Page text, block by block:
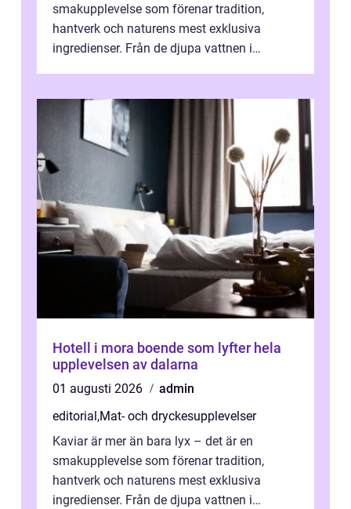
smakupplevelse som förenar tradition,
hantverk och naturens mest exklusiva
ingredienser. Från de djupa vattnen i
Hotell i mora boende som lyfter hela
upplevelsen av dalarna
01 augusti 2026
admin
editorial,Mat- och dryckesupplevelser
Kaviar är mer än bara lyx – det är en
smakupplevelse som förenar tradition,
hantverk och naturens mest exklusiva
ingredienser. Från de djupa vattnen i